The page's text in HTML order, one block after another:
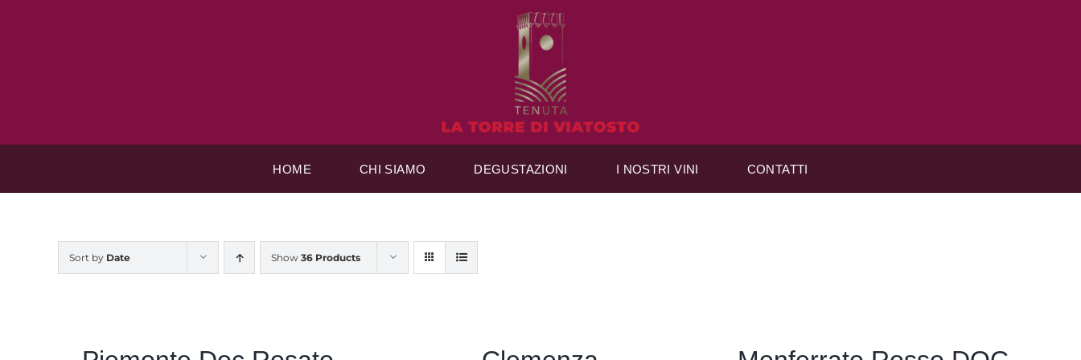
HOME CHI SIAMO DEGUSTAZIONI I NOSTRI VINI CONTATTI
Sort by Date Show 36 Products